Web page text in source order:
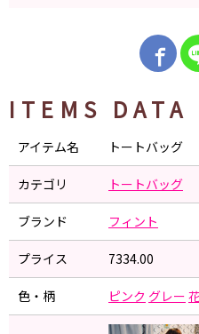
ITEMS DATA
アイテム名 トートバッグ
カテゴリ トートバッグ
ブランド フィント
プライス 7334.00
色・柄 ピンク グレー